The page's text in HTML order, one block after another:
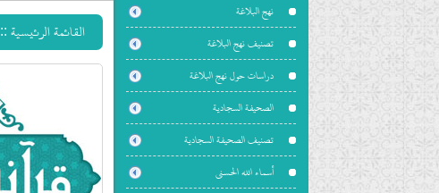
نهج البلاغة
تصنيف نهج البلاغة
دراسات حول نهج البلاغة
الصحيفة السجادية
تصنيف الصحيفة السجادية
أسماء الله الحسنى
القائمة الرئيسية ::